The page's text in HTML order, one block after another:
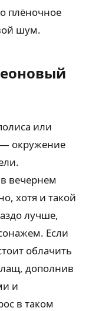
плёночное
шум.
или
— окружение
вечернем
хотя и такой
лучше,
Если
облачить
дополнив
и
в таком